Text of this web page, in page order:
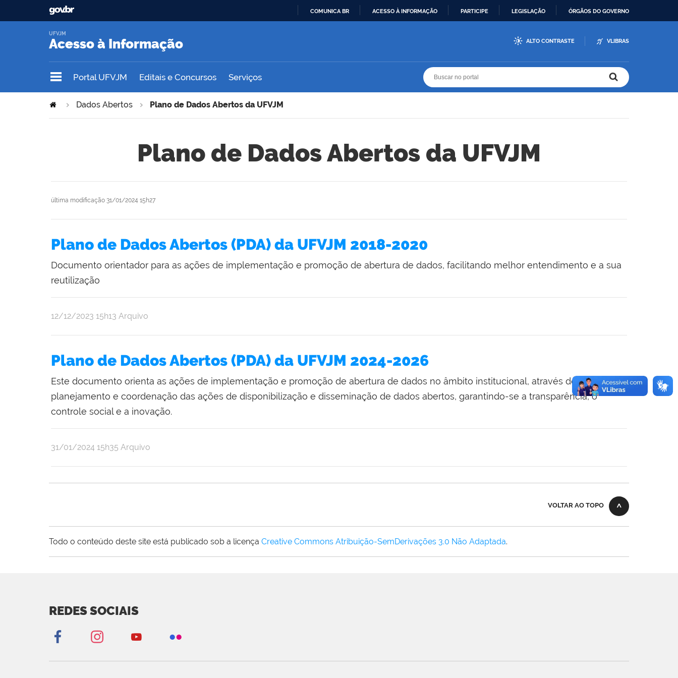
COMUNICA BR ACESSO À INFORMAÇÃO PARTICIPE LEGISLAÇÃO ÓRGÃOS DO GOVERNO
Acesso à Informação
UFVJM
ALTO CONTRASTE VLIBRAS
Portal UFVJM Editais e Concursos Serviços
Dados Abertos Plano de Dados Abertos da UFVJM
Plano de Dados Abertos da UFVJM
última modificação 31/01/2024 15h27
Plano de Dados Abertos (PDA) da UFVJM 2018-2020
Documento orientador para as ações de implementação e promoção de abertura de dados, facilitando melhor entendimento e a sua
reutilização
publicado
12/12/2023 15h13 Arquivo
Plano de Dados Abertos (PDA) da UFVJM 2024-2026
Este documento orienta as ações de implementação e promoção de abertura de dados no âmbito institucional, através do
planejamento e coordenação das ações de disponibilização e disseminação de dados abertos, garantindo-se a transparência, o
controle social e a inovação.
publicado
31/01/2024 15h35 Arquivo
VOLTAR AO TOPO
Todo o conteúdo deste site está publicado sob a licença Creative Commons Atribuição-SemDerivações 3.0 Não Adaptada.
REDES SOCIAIS